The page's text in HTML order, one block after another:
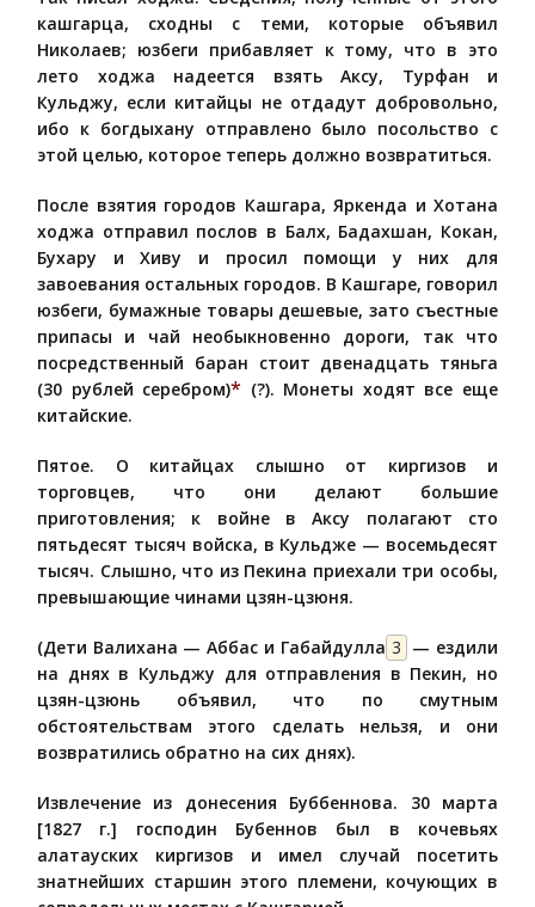
кашгарца, сходны с теми, которые объявил
Николаев; юзбеги прибавляет к тому, что в это
лето ходжа надеется взять Аксу, Турфан и
Кульджу, если китайцы не отдадут добровольно,
ибо к богдыхану отправлено было посольство с
этой целью, которое теперь должно возвратиться.
После взятия городов Кашгара, Яркенда и Хотана
ходжа отправил послов в Балх, Бадахшан, Кокан,
Бухару и Хиву и просил помощи у них для
завоевания остальных городов. В Кашгаре, говорил
юзбеги, бумажные товары дешевые, зато съестные
припасы и чай необыкновенно дороги, так что
посредственный баран стоит двенадцать тяньга
(30 рублей серебром)* (?). Монеты ходят все еще
китайские.
Пятое. О китайцах слышно от киргизов и
торговцев, что они делают большие
приготовления; к войне в Аксу полагают сто
пятьдесят тысяч войска, в Кульдже — восемьдесят
тысяч. Слышно, что из Пекина приехали три особы,
превышающие чинами цзян-цзюня.
(Дети Валихана — Аббас и Габайдулла 3 — ездили
на днях в Кульджу для отправления в Пекин, но
цзян-цзюнь объявил, что по смутным
обстоятельствам этого сделать нельзя, и они
возвратились обратно на сих днях).
Извлечение из донесения Буббеннова. 30 марта
[1827 г.] господин Бубеннов был в кочевьях
алатауских киргизов и имел случай посетить
знатнейших старшин этого племени, кочующих в